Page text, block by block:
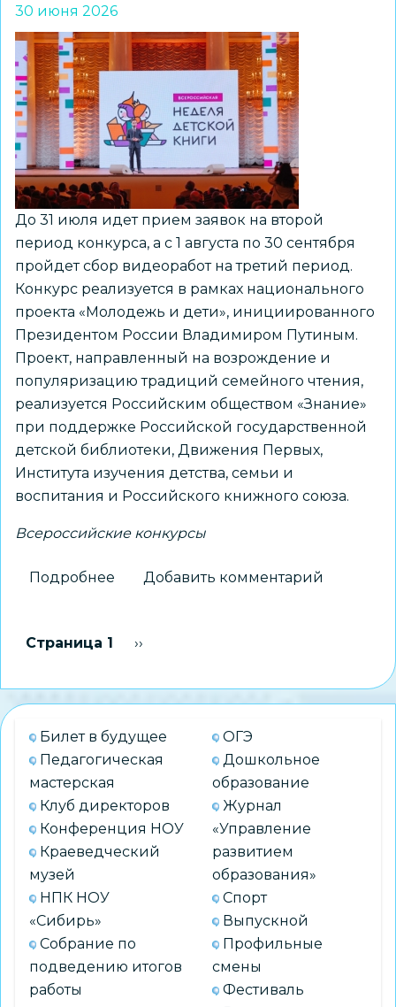
место
на
XIV
конкурсе
«Моя
семейная
реликвия»
30 июня 2026
До 31 июля идет прием заявок на второй
период конкурса, а с 1 августа по 30 сентября
пройдет сбор видеоработ на третий период.
Конкурс реализуется в рамках национального
проекта «Молодежь и дети», инициированного
Президентом России Владимиром Путиным.
Проект, направленный на возрождение и
популяризацию традиций семейного чтения,
реализуется Российским обществом «Знание»
при поддержке Российской государственной
детской библиотеки, Движения Первых,
Института изучения детства, семьи и
воспитания и Российского книжного союза.
Всероссийские конкурсы
Подробнее
конкурс
всей
семьей»
Добавить комментарий
Нумерация
Страница 1 Следующая страница
››
Билет в будущее
Педагогическая
мастерская
Клуб директоров
Конференция НОУ
Краеведческий
музей
НПК НОУ
«Сибирь»
Собрание по
подведению итогов
работы
ОГЭ
Дошкольное
образование
Журнал
«Управление
развитием
образования»
Спорт
Выпускной
Профильные
смены
Фестиваль